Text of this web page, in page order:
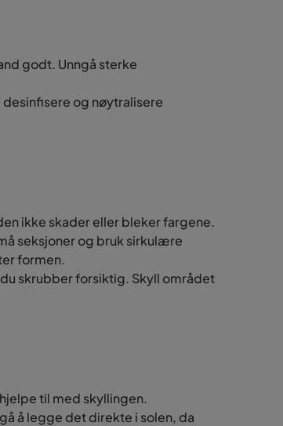
godt. Unngå sterke
og nøytralisere
ikke skader eller bleker fargene.
seksjoner og bruk sirkulære
formen.
skrubber forsiktig. Skyll området
til med skyllingen.
å legge det direkte i solen, da